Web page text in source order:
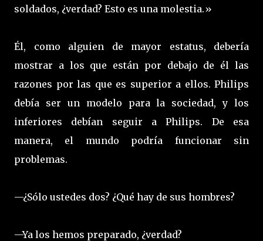
soldados, ¿verdad? Esto es una molestia.»
Él, como alguien de mayor estatus, debería
mostrar a los que están por debajo de él las
razones por las que es superior a ellos. Philips
debía ser un modelo para la sociedad, y los
inferiores debían seguir a Philips. De esa
manera, el mundo podría funcionar sin
problemas.
—¿Sólo ustedes dos? ¿Qué hay de sus hombres?
—Ya los hemos preparado, ¿verdad?